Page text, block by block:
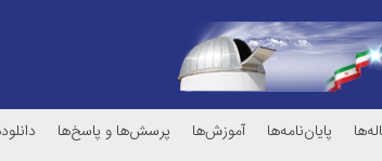
پایان‌نامه‌ها آموزش‌ها پرسش‌ها و پاسخ‌ها